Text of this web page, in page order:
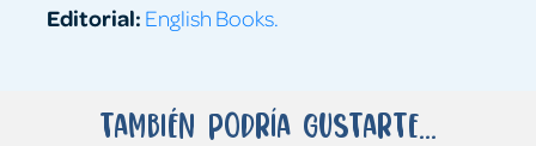
Editorial: English Books.
También podría gustarte...